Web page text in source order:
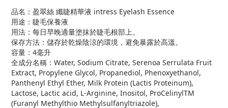
品名：盈翠絲 纖睫精華液 intress Eyelash Essence
用途：睫毛保養液
用法：每日早晚適量塗抹於睫毛根部上。
保存方法：儲存於乾燥陰涼的環境，避免暴露於高溫。
容量：4毫升
全成分名稱：Water, Sodium Citrate, Serenoa Serrulata Fruit
Extract, Propylene Glycol, Propanediol, Phenoxyethanol,
Panthenyl Ethyl Ether, Milk Protein (Lactis Proteinum),
Lactose, Lactic acid, L-Arginine, Inositol, ProCelinylTM
(Furanyl Methylthio Methylsulfanyltriazole),